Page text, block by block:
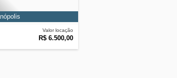
Valor locação
R$ 6.500,00